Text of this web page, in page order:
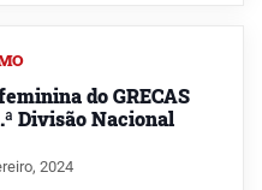
do GRECAS
Divisão Nacional
2024